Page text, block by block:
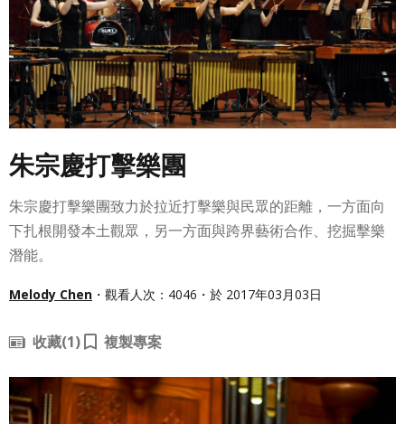
朱宗慶打擊樂團
朱宗慶打擊樂團致力於拉近打擊樂與民眾的距離，一方面向
下扎根開發本土觀眾，另一方面與跨界藝術合作、挖掘擊樂
潛能。
Melody Chen ・觀看人次：4046・於 2017年03月03日
收藏(1) 複製專案